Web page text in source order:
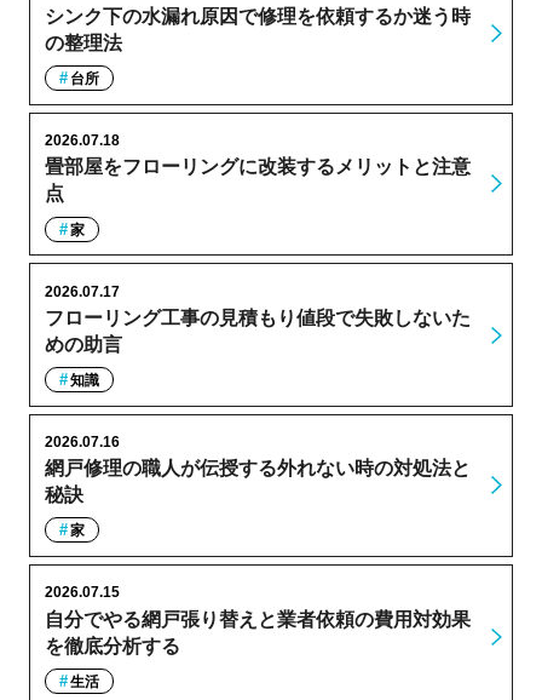
シンク下の水漏れ原因で修理を依頼するか迷う時
の整理法
台所
畳部屋をフローリングに改装するメリットと注意
点
2026.07.18
家
フローリング工事の見積もり値段で失敗しないた
めの助言
2026.07.17
知識
網戸修理の職人が伝授する外れない時の対処法と
秘訣
2026.07.16
家
自分でやる網戸張り替えと業者依頼の費用対効果
を徹底分析する
2026.07.15
生活